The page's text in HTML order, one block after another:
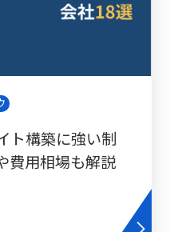
ト構築に強い制
費用相場も解説